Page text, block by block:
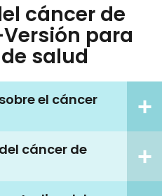
cáncer de
para
salud
el cáncer
cáncer de